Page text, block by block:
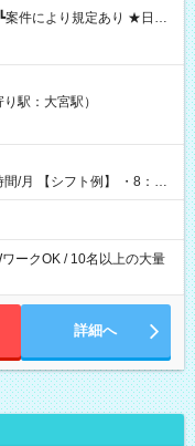
に現金GET♪ お仕事後はコ
試用期間】試
駅：大宮駅）
8：00
ークOK / 10名以上の大量
詳細へ